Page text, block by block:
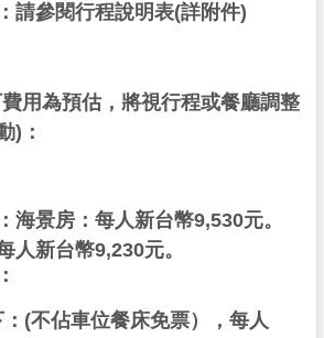
請參閱行程說明表(詳附件)
用為預估，將視行程或餐廳調整
)：
海景房： 每人新台幣9,530元。
人新台幣9,230元。
(不佔車位餐床免票），每人